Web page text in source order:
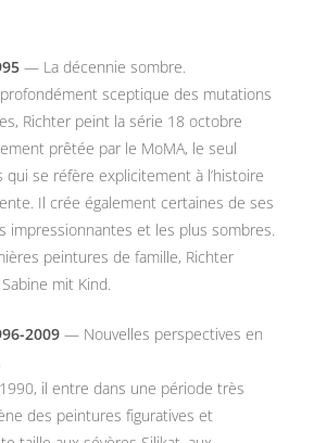
— La décennie sombre.
sceptique des mutations
Richter peint la série 18 octobre
prêtée par le MoMA, le seul
qui se réfère explicitement à l’histoire
Il crée également certaines de ses
impressionnantes et les plus sombres.
peintures de famille, Richter
mit Kind.
2009 — Nouvelles perspectives en
il entre dans une période très
des peintures figuratives et